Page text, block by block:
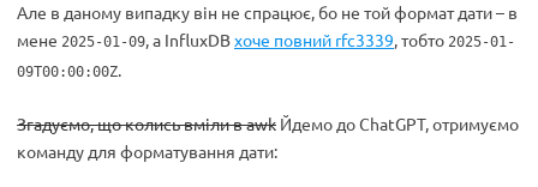
Але в даному випадку він не спрацює, бо не той формат дати – в
мене 2025-01-09, а InfluxDBхоче повний rfc3339, тобто 2025-01-
09T00:00:00Z.
Згадуємо, що колись вміли в awk Йдемо до ChatGPT, отримуємо
команду для форматування дати: